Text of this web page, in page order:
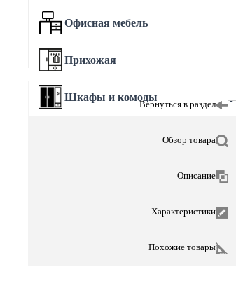
Офисная мебель
Прихожая
Шкафы и комоды
Вернуться в раздел
Обзор товара
Описание
Характеристики
Похожие товары